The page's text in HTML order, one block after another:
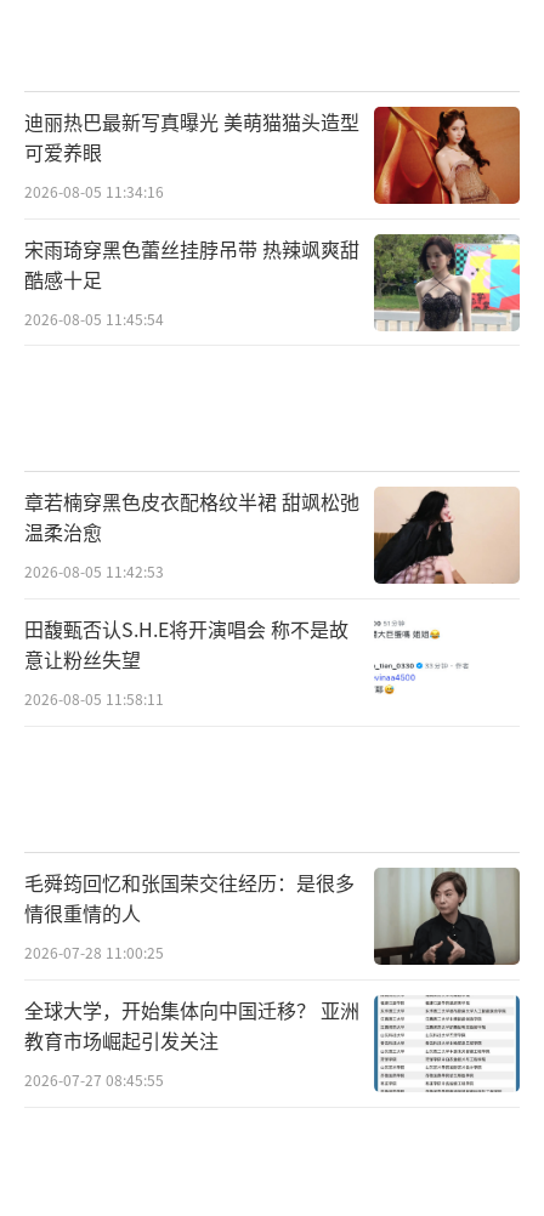
（责任编辑：zx0001）
迪丽热巴最新写真曝光 美萌猫猫头造型
可爱养眼
2026-08-05 11:34:16
宋雨琦穿黑色蕾丝挂脖吊带 热辣飒爽甜
酷感十足
2026-08-05 11:45:54
章若楠穿黑色皮衣配格纹半裙 甜飒松弛
温柔治愈
2026-08-05 11:42:53
田馥甄否认S.H.E将开演唱会 称不是故
意让粉丝失望
2026-08-05 11:58:11
毛舜筠回忆和张国荣交往经历：是很多
情很重情的人
2026-07-28 11:00:25
全球大学，开始集体向中国迁移？ 亚洲
教育市场崛起引发关注
2026-07-27 08:45:55